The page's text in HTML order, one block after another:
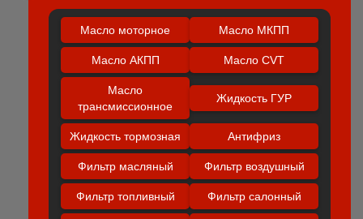
Масло моторное Масло МКПП
Масло АКПП Масло CVT
Масло
трансмиссионное
Жидкость ГУР
Жидкость тормозная Антифриз
Фильтр масляный Фильтр воздушный
Фильтр топливный Фильтр салонный